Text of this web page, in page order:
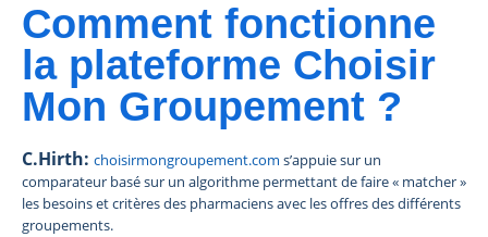
Comment fonctionne
la plateforme Choisir
Mon Groupement ?
C.Hirth: choisirmongroupement.com s’appuie sur un
comparateur basé sur un algorithme permettant de faire « matcher »
les besoins et critères des pharmaciens avec les offres des différents
groupements.